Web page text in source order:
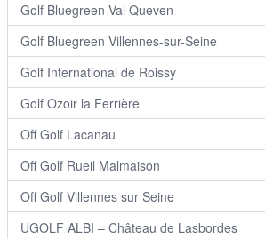
Golf Bluegreen Val Queven
Golf Bluegreen Villennes-sur-Seine
Golf International de Roissy
Golf Ozoir la Ferrière
Off Golf Lacanau
Off Golf Rueil Malmaison
Off Golf Villennes sur Seine
UGOLF ALBI – Château de Lasbordes